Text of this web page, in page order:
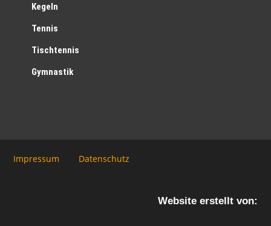
Kegeln
Tennis
Tischtennis
Gymnastik
Impressum Datenschutz
Website erstellt von: